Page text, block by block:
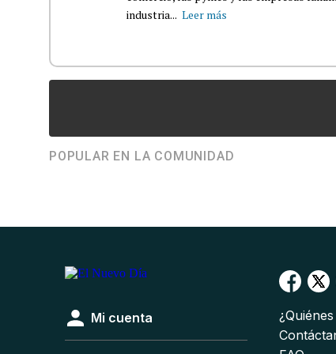
industria... Leer más
POPULAR EN LA COMUNIDAD
Mi cuenta